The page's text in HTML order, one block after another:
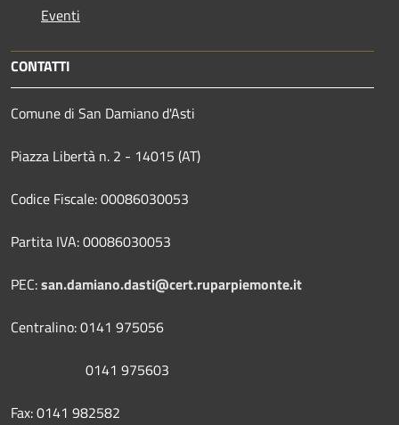
Eventi
CONTATTI
Comune di San Damiano d'Asti
Piazza Libertà n. 2 - 14015 (AT)
Codice Fiscale: 00086030053
Partita IVA: 00086030053
PEC:san.damiano.dasti@cert.ruparpiemonte.it
Centralino: 0141 975056
0141 975603
Fax: 0141 982582